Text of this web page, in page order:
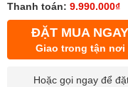
Thanh toán: 9.990.000₫
ĐẶT MUA NGAY
Giao trong tận nơi
Hoặc gọi ngay để